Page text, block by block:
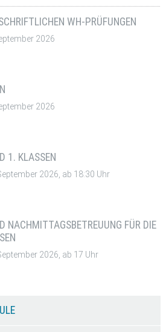
WH-PRÜFUNGEN
2026
2026
1. KLASSEN
2026, ab 18:30 Uhr
NACHMITTAGSBETREUUNG FÜR DIE
2026, ab 17 Uhr